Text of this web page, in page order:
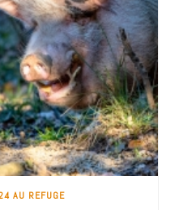
AU REFUGE